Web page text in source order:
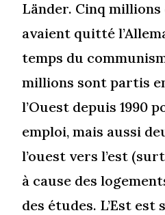
Länder. Cinq millions
avaient quitté
temps du
millions sont partis
l’Ouest depuis 1990
emploi, mais aussi
l’ouest vers l’est
à cause des
des études. L’Est